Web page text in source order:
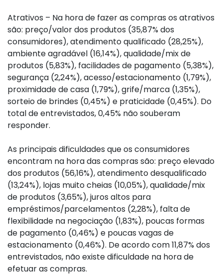
Atrativos – Na hora de fazer as compras os atrativos
são: preço/valor dos produtos (35,87% dos
consumidores), atendimento qualificado (28,25%),
ambiente agradável (16,14%), qualidade/mix de
produtos (5,83%), facilidades de pagamento (5,38%),
segurança (2,24%), acesso/estacionamento (1,79%),
proximidade de casa (1,79%), grife/marca (1,35%),
sorteio de brindes (0,45%) e praticidade (0,45%). Do
total de entrevistados, 0,45% não souberam
responder.
As principais dificuldades que os consumidores
encontram na hora das compras são: preço elevado
dos produtos (56,16%), atendimento desqualificado
(13,24%), lojas muito cheias (10,05%), qualidade/mix
de produtos (3,65%), juros altos para
empréstimos/parcelamentos (2,28%), falta de
flexibilidade na negociação (1,83%), poucas formas
de pagamento (0,46%) e poucas vagas de
estacionamento (0,46%). De acordo com 11,87% dos
entrevistados, não existe dificuldade na hora de
efetuar as compras.